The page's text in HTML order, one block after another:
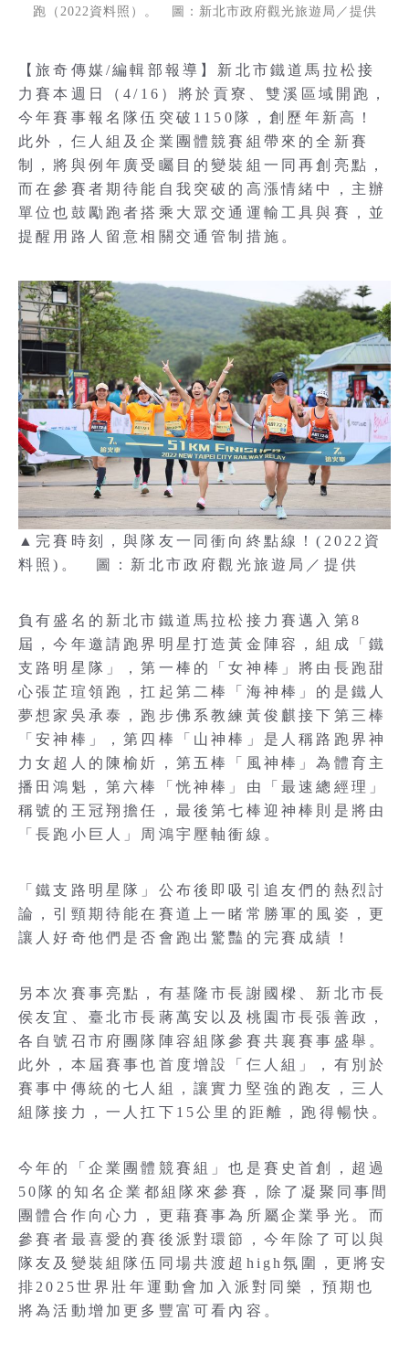
跑（2022資料照）。 圖：新北市政府觀光旅遊局／提供
【旅奇傳媒/編輯部報導】新北市鐵道馬拉松接
力賽本週日（4/16）將於貢寮、雙溪區域開跑，
今年賽事報名隊伍突破1150隊，創歷年新高！
此外，仨人組及企業團體競賽組帶來的全新賽
制，將與例年廣受矚目的變裝組一同再創亮點，
而在參賽者期待能自我突破的高漲情緒中，主辦
單位也鼓勵跑者搭乘大眾交通運輸工具與賽，並
提醒用路人留意相關交通管制措施。
▲完賽時刻，與隊友一同衝向終點線！(2022資
料照)。 圖：新北市政府觀光旅遊局／提供
負有盛名的新北市鐵道馬拉松接力賽邁入第8
屆，今年邀請跑界明星打造黃金陣容，組成「鐵
支路明星隊」，第一棒的「女神棒」將由長跑甜
心張芷瑄領跑，扛起第二棒「海神棒」的是鐵人
夢想家吳承泰，跑步佛系教練黃俊麒接下第三棒
「安神棒」，第四棒「山神棒」是人稱路跑界神
力女超人的陳榆妡，第五棒「風神棒」為體育主
播田鴻魁，第六棒「恍神棒」由「最速總經理」
稱號的王冠翔擔任，最後第七棒迎神棒則是將由
「長跑小巨人」周鴻宇壓軸衝線。
「鐵支路明星隊」公布後即吸引追友們的熱烈討
論，引頸期待能在賽道上一睹常勝軍的風姿，更
讓人好奇他們是否會跑出驚豔的完賽成績！
另本次賽事亮點，有基隆市長謝國樑、新北市長
侯友宜、臺北市長蔣萬安以及桃園市長張善政，
各自號召市府團隊陣容組隊參賽共襄賽事盛舉。
此外，本屆賽事也首度增設「仨人組」，有別於
賽事中傳統的七人組，讓實力堅強的跑友，三人
組隊接力，一人扛下15公里的距離，跑得暢快。
今年的「企業團體競賽組」也是賽史首創，超過
50隊的知名企業都組隊來參賽，除了凝聚同事間
團體合作向心力，更藉賽事為所屬企業爭光。而
參賽者最喜愛的賽後派對環節，今年除了可以與
隊友及變裝組隊伍同場共渡超high氛圍，更將安
排2025世界壯年運動會加入派對同樂，預期也
將為活動增加更多豐富可看內容。